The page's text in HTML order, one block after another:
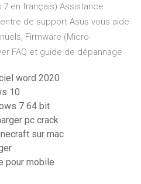
7 en français) Assistance
de support Asus vous aide
Firmware (Micro-
FAQ et guide de dépannage
word 2020
10
7 64 bit
pc crack
sur mac
pour mobile